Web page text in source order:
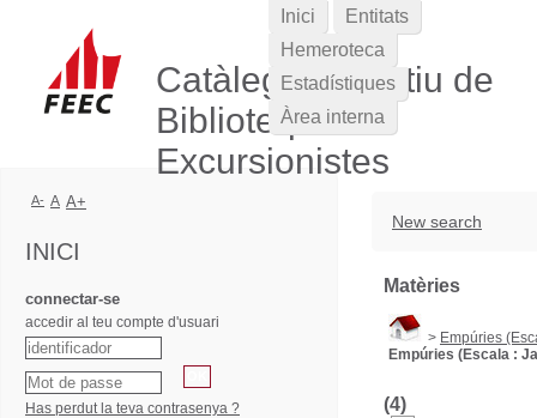
Catàleg Col·lectiu de
Biblioteques
Excursionistes
New search
Matèries
> Empúries
Empúries (Escala :
(4)
Inici
Entitats
Hemeroteca
Estadístiques
Àrea interna
A- A A+
INICI
connectar-se
accedir al teu compte d'usuari
Has perdut la teva contrasenya ?